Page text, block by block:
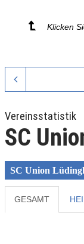
Klicken
Vereinsstatistik
SC
SC Union
GESAMT